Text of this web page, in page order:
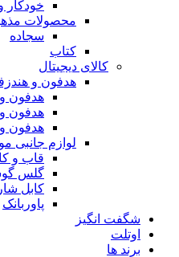
خودکار
محصولات
سجاده
کتاب
کالای دیجیتال
هدفون و
هدفون
هدفون و
هدفون
لوازم جانبی
قاب و
گلس
کابل
پاوربانک
شگفت انگیز
اوتلت
برند ها